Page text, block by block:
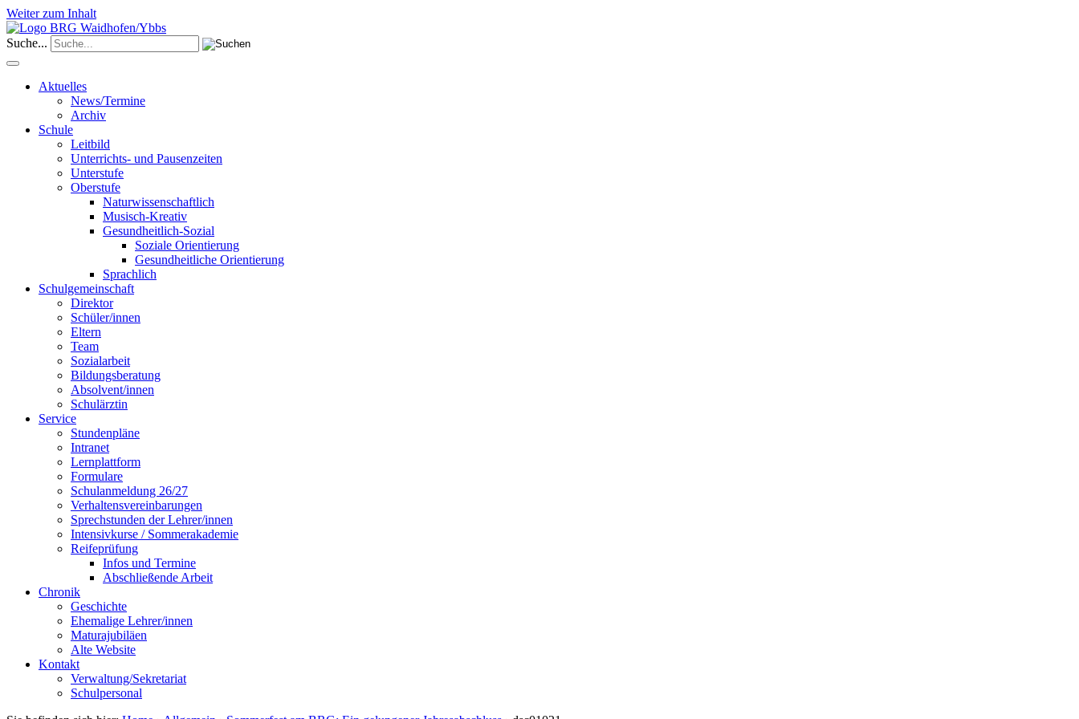
Weiter zum Inhalt
Suche...
Aktuelles
News/Termine
Archiv
Schule
Leitbild
Unterrichts- und Pausenzeiten
Unterstufe
Oberstufe
Naturwissenschaftlich
Musisch-Kreativ
Gesundheitlich-Sozial
Soziale Orientierung
Gesundheitliche Orientierung
Sprachlich
Schulgemeinschaft
Direktor
Schüler/innen
Eltern
Team
Sozialarbeit
Bildungsberatung
Absolvent/innen
Schulärztin
Service
Stundenpläne
Intranet
Lernplattform
Formulare
Schulanmeldung 26/27
Verhaltensvereinbarungen
Sprechstunden der Lehrer/innen
Intensivkurse / Sommerakademie
Reifeprüfung
Infos und Termine
Abschließende Arbeit
Chronik
Geschichte
Ehemalige Lehrer/innen
Maturajubiläen
Alte Website
Kontakt
Verwaltung/Sekretariat
Schulpersonal